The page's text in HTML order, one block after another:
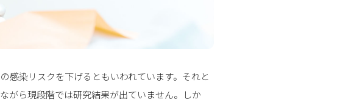
感染リスクを下げるともいわれています。それと
がら現段階では研究結果が出ていません。しか